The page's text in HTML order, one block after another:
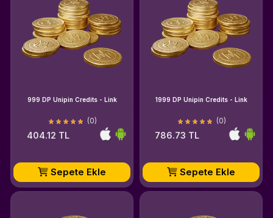
999 DP Unipin Credits - Link
(0)
404.12 TL
Sepete Ekle
1999 DP Unipin Credits - Link
(0)
786.73 TL
Sepete Ekle